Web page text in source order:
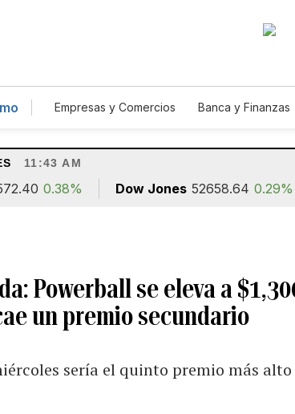
Empresas y Comercios Banca y Finanzas
11:43 AM
0.38% Dow Jones 52658.64 0.29%
Powerball se eleva a
un premio secundario
sería el quinto premio más